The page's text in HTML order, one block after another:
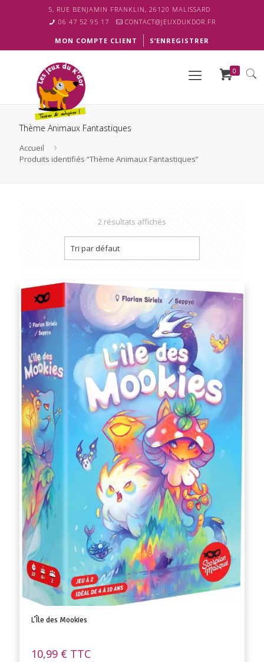
5, RUE BENJAMIN FRANKLIN, 26120 MALISSARD
06 47 52 95 17
CONTACT@JEUXDUKDOR.FR
MON COMPTE CLIENT S’ENREGISTRER
0
Thème Animaux Fantastiques
Accueil
Produits identifiés “Thème Animaux Fantastiques”
2 résultats affichés
L’Île des Mookies
10,99 € TTC